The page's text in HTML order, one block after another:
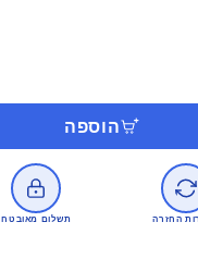
הוספה
החזרה תשלום מאובטח